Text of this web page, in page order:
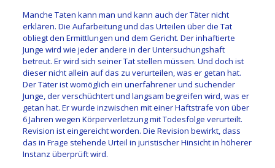
Manche Taten kann man und kann auch der Täter nicht
erklären. Die Aufarbeitung und das Urteilen über die Tat
obliegt den Ermittlungen und dem Gericht. Der inhaftierte
Junge wird wie jeder andere in der Untersuchungshaft
betreut. Er wird sich seiner Tat stellen müssen. Und doch ist
dieser nicht allein auf das zu verurteilen, was er getan hat.
Der Täter ist womöglich ein unerfahrener und suchender
Junge, der verschüchtert und langsam begreifen wird, was er
getan hat. Er wurde inzwischen mit einer Haftstrafe von über
6 Jahren wegen Körperverletzung mit Todesfolge verurteilt.
Revision ist eingereicht worden. Die Revision bewirkt, dass
das in Frage stehende Urteil in juristischer Hinsicht in höherer
Instanz überprüft wird.